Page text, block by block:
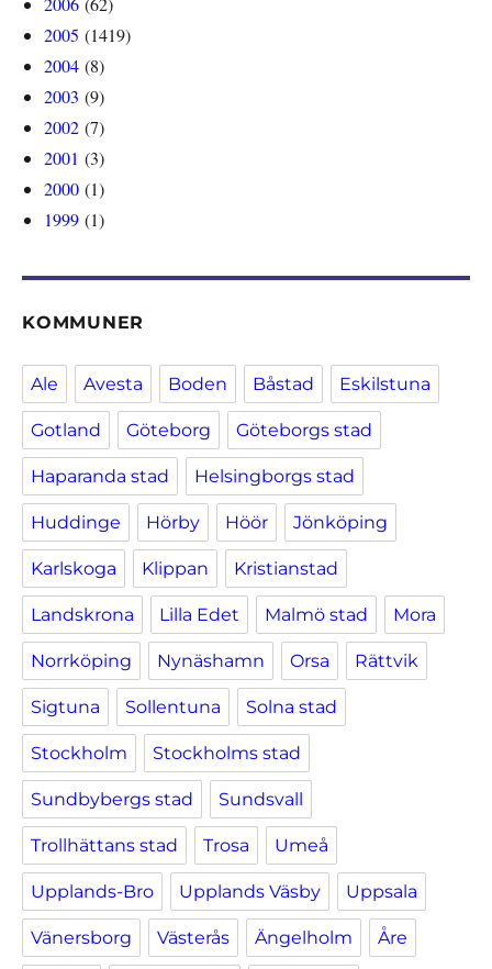
2005 (1419)
2004 (8)
2003 (9)
2002 (7)
2001 (3)
2000 (1)
1999 (1)
KOMMUNER
Ale Avesta Boden Båstad Eskilstuna
Gotland Göteborg Göteborgs stad
Haparanda stad Helsingborgs stad
Huddinge Hörby Höör Jönköping
Karlskoga Klippan Kristianstad
Landskrona Lilla Edet Malmö stad Mora
Norrköping Nynäshamn Orsa Rättvik
Sigtuna Sollentuna Solna stad
Stockholm Stockholms stad
Sundbybergs stad Sundsvall
Trollhättans stad Trosa Umeå
Upplands-Bro Upplands Väsby Uppsala
Vänersborg Västerås Ängelholm Åre